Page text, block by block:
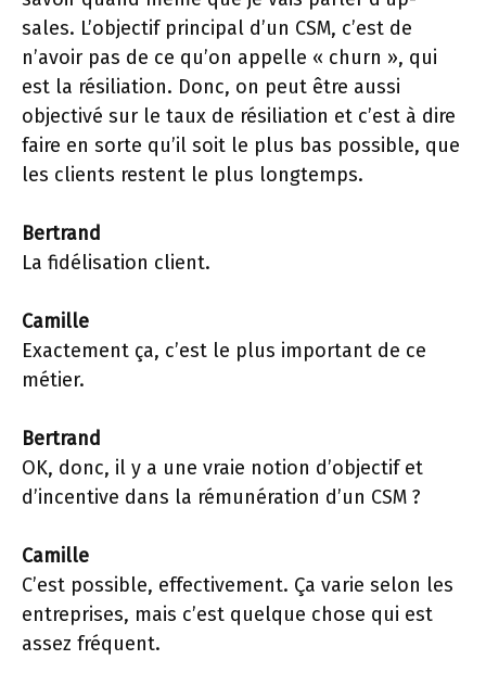
sales. L’objectif principal d’un CSM, c’est de
n’avoir pas de ce qu’on appelle « churn », qui
est la résiliation. Donc, on peut être aussi
objectivé sur le taux de résiliation et c’est à dire
faire en sorte qu’il soit le plus bas possible, que
les clients restent le plus longtemps.
Bertrand
La fidélisation client.
Camille
Exactement ça, c’est le plus important de ce
métier.
Bertrand
OK, donc, il y a une vraie notion d’objectif et
d’incentive dans la rémunération d’un CSM ?
Camille
C’est possible, effectivement. Ça varie selon les
entreprises, mais c’est quelque chose qui est
assez fréquent.